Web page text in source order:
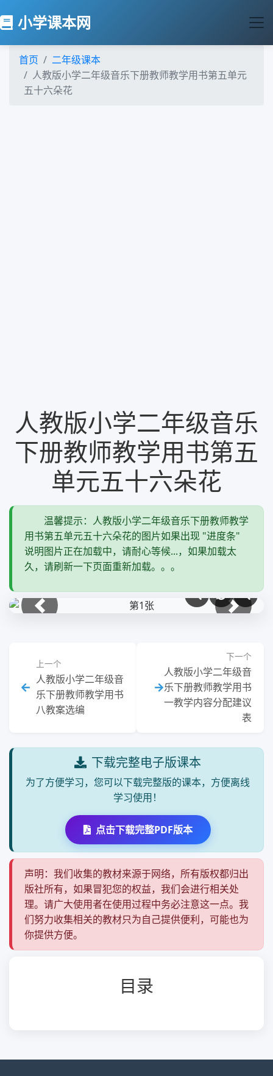
小学课本网
首页
二年级课本
人教版小学二年级音乐下册教师教学用书第五单元
五十六朵花
人教版小学二年级音乐
下册教师教学用书第五
单元五十六朵花
温馨提示：人教版小学二年级音乐下册教师教学
用书第五单元五十六朵花的图片如果出现 "进度条"
说明图片正在加载中，请耐心等候...，如果加载太
久，请刷新一下页面重新加载。。。
上一张 下一张
上一个
人教版小学二年级音
乐下册教师教学用书
八教案选编
下一个
人教版小学二年级音
乐下册教师教学用书
一教学内容分配建议
表
下载完整电子版课本
为了方便学习，您可以下载完整版的课本，方便离线
学习使用！
点击下载完整PDF版本
声明：我们收集的教材来源于网络，所有版权都归出
版社所有，如果冒犯您的权益，我们会进行相关处
理。请广大使用者在使用过程中务必注意这一点。我
们努力收集相关的教材只为自己提供便利，可能也为
你提供方便。
目录